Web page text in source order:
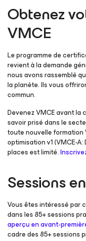
Obtenez
VMCE
Le programme de
revient à la demande
nous avons rassemblé
la planète. Ils vous
commun.
Devenez VMCE avant la
savoir prisé dans le
toute nouvelle formation
optimisation v1 (VMCE-
places est limité.
Sessions
Vous êtes intéressé par
dans les 85+ sessions
aperçu en avant-
cadre des 85+ sessions